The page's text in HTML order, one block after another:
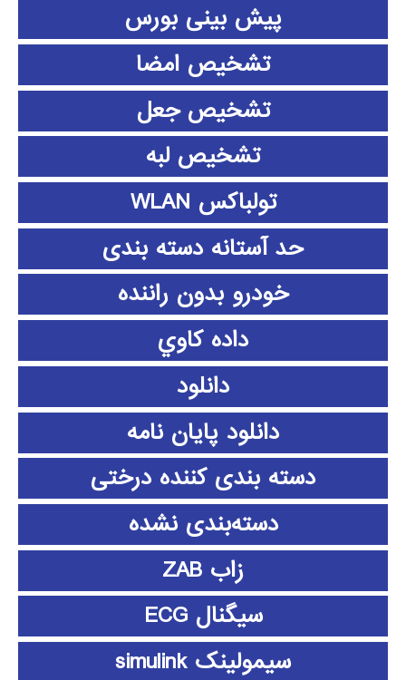
پیش بینی بورس
تشخیص امضا
تشخیص جعل
تشخیص لبه
تولباکس WLAN
حد آستانه دسته بندی
خودرو بدون راننده
داده كاوي
دانلود
دانلود پايان نامه
دسته بندی کننده درختی
دسته‌بندی نشده
زاب ZAB
سیگنال ECG
سیمولینک simulink